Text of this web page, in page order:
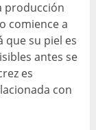
producción
comience a
su piel es
antes se
es
con